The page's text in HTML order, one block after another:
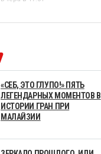
«СЕБ, ЭТО ГЛУПО!» ПЯТЬ
ЛЕГЕНДАРНЫХ МОМЕНТОВ В
ИСТОРИИ ГРАН ПРИ
МАЛАЙЗИИ